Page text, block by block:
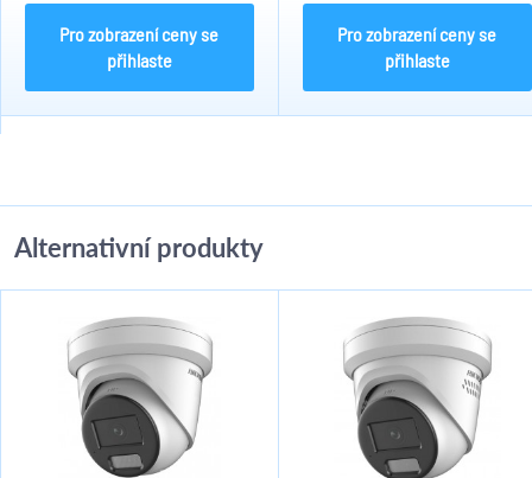
Pro zobrazení ceny se
přihlaste
182 x 120mm, Hmotnost...
Pro zobrazení ceny se
přihlaste
Alternativní produkty